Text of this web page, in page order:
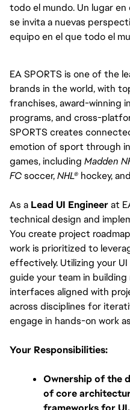
todo el mundo. Un lugar
se invita a nuevas
equipo en el que todo el
EA SPORTS is one of the
brands in the world, with
franchises, award-winning
programs, and cross-
SPORTS creates
emotion of sport through
games, including Madden
FC soccer, NHL® hockey, and
As a Lead UI Engineer at
technical design and
You create project
work is prioritized to
effectively. Utilizing your
guide your team in
interfaces aligned with
across disciplines for
engage in hands-on work
Your Responsibilities:
Ownership of the
of core